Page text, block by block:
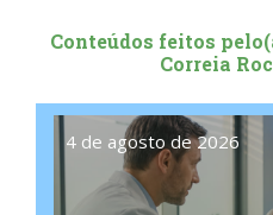
Conteúdos feitos
Correia
4 de agosto de 2026